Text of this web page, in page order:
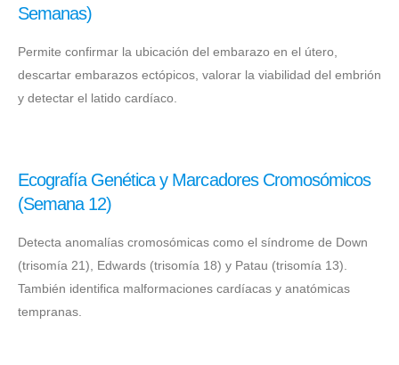
Semanas)
Permite confirmar la ubicación del embarazo en el útero,
descartar embarazos ectópicos, valorar la viabilidad del embrión
y detectar el latido cardíaco.
Ecografía Genética y Marcadores Cromosómicos
(Semana 12)
Detecta anomalías cromosómicas como el síndrome de Down
(trisomía 21), Edwards (trisomía 18) y Patau (trisomía 13).
También identifica malformaciones cardíacas y anatómicas
tempranas.